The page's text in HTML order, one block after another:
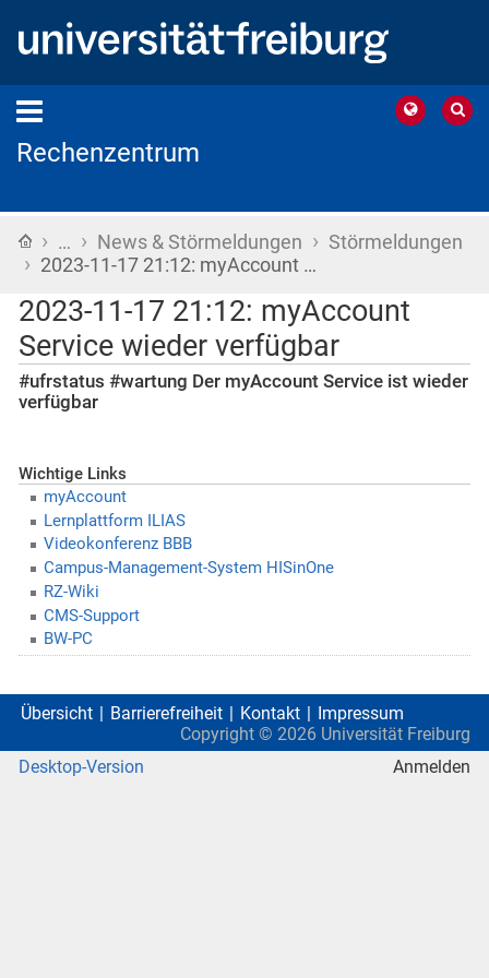
Rechenzentrum
Startseite
› … › News & Störmeldungen › Störmeldungen
› 2023-11-17 21:12: myAccount …
2023-11-17 21:12: myAccount
Service wieder verfügbar
#ufrstatus #wartung Der myAccount Service ist wieder
verfügbar
Wichtige Links
myAccount
Lernplattform ILIAS
Videokonferenz BBB
Campus-Management-System HISinOne
RZ-Wiki
CMS-Support
BW-PC
Übersicht Barrierefreiheit Kontakt
Impressum
Copyright © 2026 Universität Freiburg
Desktop-Version
Anmelden